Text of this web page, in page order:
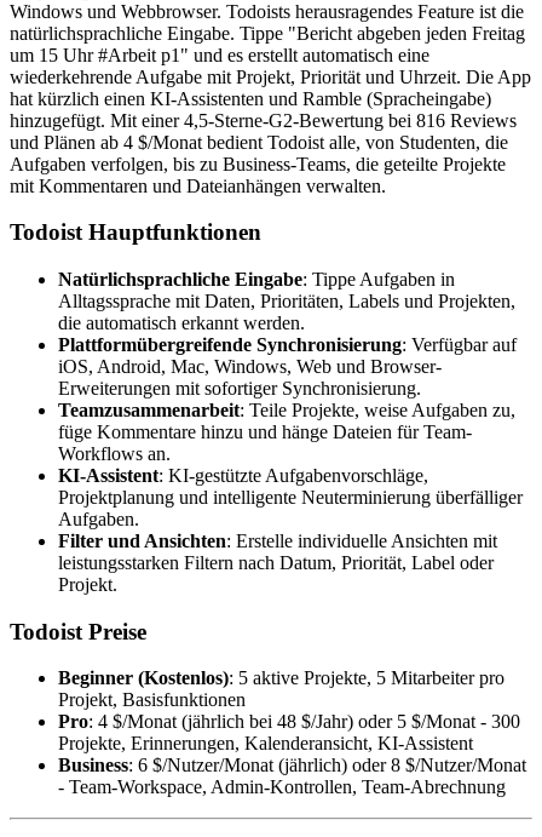
Windows und Webbrowser. Todoists herausragendes Feature ist die
natürlichsprachliche Eingabe. Tippe "Bericht abgeben jeden Freitag
um 15 Uhr #Arbeit p1" und es erstellt automatisch eine
wiederkehrende Aufgabe mit Projekt, Priorität und Uhrzeit. Die App
hat kürzlich einen KI-Assistenten und Ramble (Spracheingabe)
hinzugefügt. Mit einer 4,5-Sterne-G2-Bewertung bei 816 Reviews
und Plänen ab 4 $/Monat bedient Todoist alle, von Studenten, die
Aufgaben verfolgen, bis zu Business-Teams, die geteilte Projekte
mit Kommentaren und Dateianhängen verwalten.
Todoist Hauptfunktionen
Natürlichsprachliche Eingabe: Tippe Aufgaben in
Alltagssprache mit Daten, Prioritäten, Labels und Projekten,
die automatisch erkannt werden.
Plattformübergreifende Synchronisierung: Verfügbar auf
iOS, Android, Mac, Windows, Web und Browser-
Erweiterungen mit sofortiger Synchronisierung.
Teamzusammenarbeit: Teile Projekte, weise Aufgaben zu,
füge Kommentare hinzu und hänge Dateien für Team-
Workflows an.
KI-Assistent: KI-gestützte Aufgabenvorschläge,
Projektplanung und intelligente Neuterminierung überfälliger
Aufgaben.
Filter und Ansichten: Erstelle individuelle Ansichten mit
leistungsstarken Filtern nach Datum, Priorität, Label oder
Projekt.
Todoist Preise
Beginner (Kostenlos): 5 aktive Projekte, 5 Mitarbeiter pro
Projekt, Basisfunktionen
Pro: 4 $/Monat (jährlich bei 48 $/Jahr) oder 5 $/Monat - 300
Projekte, Erinnerungen, Kalenderansicht, KI-Assistent
Business: 6 $/Nutzer/Monat (jährlich) oder 8 $/Nutzer/Monat
- Team-Workspace, Admin-Kontrollen, Team-Abrechnung